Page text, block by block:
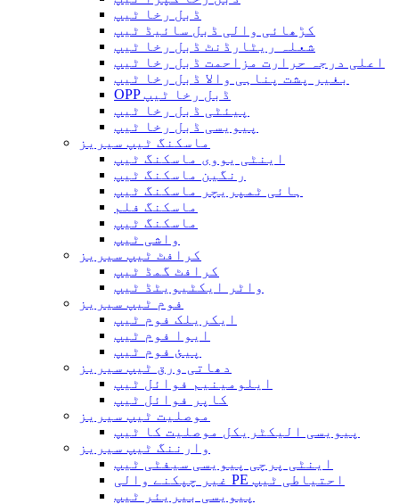
ڈبل رخا ٹیپ
کڑھائی والی ڈبل سائیڈ ٹیپ
شعلہ ریٹارڈنٹ ڈبل رخا ٹیپ
اعلی درجہ حرارت مزاحمت ڈبل رخا ٹیپ
بغیر پشت پناہی والا ڈبل ​​رخا ٹیپ
OPP ڈبل رخا ٹیپ
پیئٹی ڈبل رخا ٹیپ
پیویسی ڈبل رخا ٹیپ
ماسکنگ ٹیپ سیریز
اینٹی یووی ماسکنگ ٹیپ
رنگین ماسکنگ ٹیپ
ہائی ٹمپریچر ماسکنگ ٹیپ
ماسکنگ فلم
ماسکنگ ٹیپ
واشی ٹیپ
کرافٹ ٹیپ سیریز
کرافٹ گمڈ ٹیپ
واٹر ایکٹیویٹڈ ٹیپ
فوم ٹیپ سیریز
ایکریلک فوم ٹیپ
ایوا فوم ٹیپ
پیئ فوم ٹیپ
دھاتی ورق ٹیپ سیریز
ایلومینیم فوائل ٹیپ
کاپر فوائل ٹیپ
موصلیت ٹیپ سیریز
پیویسی الیکٹریکل موصلیت کا ٹیپ
وارننگ ٹیپ سیریز
اینٹی پرچی پیویسی سیفٹی ٹیپ
غیر چپکنے والی PE احتیاطی ٹیپ
پیویسی بیریئر ٹیپ